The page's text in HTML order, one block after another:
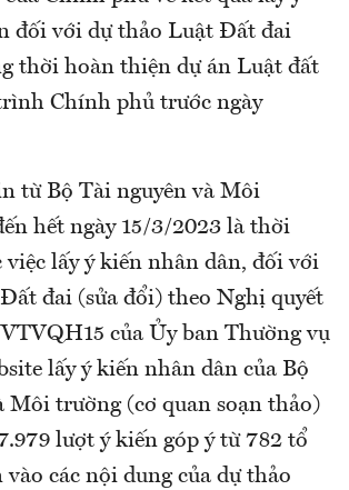
đối với dự thảo Luật Đất đai
thời hoàn thiện dự án Luật đất
Chính phủ trước ngày
từ Bộ Tài nguyên và Môi
hết ngày 15/3/2023 là thời
lấy ý kiến nhân dân, đối với
đai (sửa đổi) theo Nghị quyết
của Ủy ban Thường vụ
lấy ý kiến nhân dân của Bộ
Môi trường (cơ quan soạn thảo)
lượt ý kiến góp ý từ 782 tổ
vào các nội dung của dự thảo